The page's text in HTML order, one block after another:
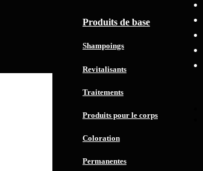
Produits de base
Shampoings
Revitalisants
Traitements
Produits pour le corps
Coloration
Permanentes